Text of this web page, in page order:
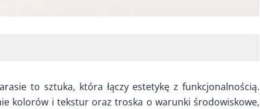
to sztuka, która łączy estetykę z funkcjonalnością.
kolorów i tekstur oraz troska o warunki środowiskowe,